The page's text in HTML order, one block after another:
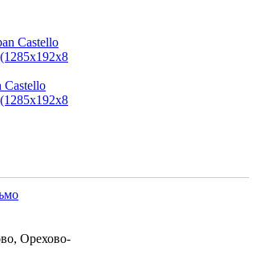
Castello
Орехово-